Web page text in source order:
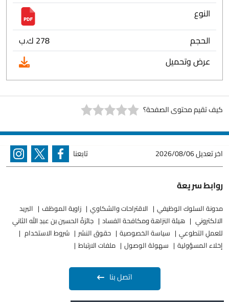
النوع
الحجم
278 ك.ب
عرض وتحميل
كيف تقيم محتوى الصفحة؟
اخر تعديل2026/08/06 تابعنا
روابط سريعة
مدونة السلوك الوظيفي الاقتراحات والشكاوي زاوية الموظف
البريد
الالكتروني
هيئة النزاهة ومكافحة الفساد
جائزةُ الحسين بن عبدِ الله الثاني
للعملِ التطوعيِ
سياسة الخصوصية حقوق النشر
شروط الاستخدام
إخلاء المسؤولية
سهولة الوصول ملفات الارتباط
اتصل بنا